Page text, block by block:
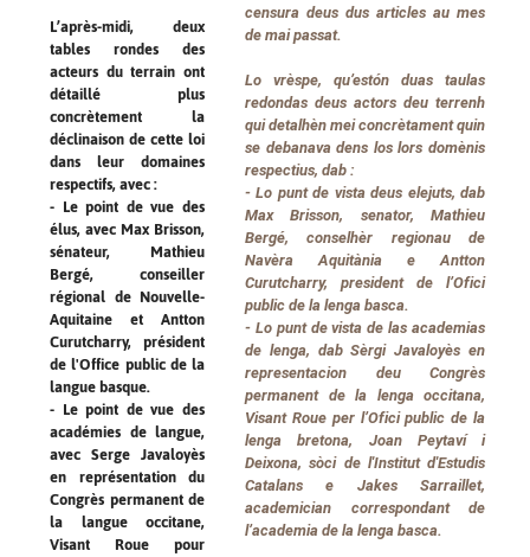
L’après-midi, deux
tables rondes des
acteurs du terrain ont
détaillé plus
concrètement la
déclinaison de cette loi
dans leur domaines
respectifs, avec :
- Le point de vue des
élus, avec Max Brisson,
sénateur, Mathieu
Bergé, conseiller
régional de Nouvelle-
Aquitaine et Antton
Curutcharry, président
de l'Office public de la
langue basque.
- Le point de vue des
académies de langue,
avec Serge Javaloyès
en représentation du
Congrès permanent de
la langue occitane,
Visant Roue pour
censura deus dus articles au mes
de mai passat.
Lo vrèspe, qu’estón duas taulas
redondas deus actors deu terrenh
qui detalhèn mei concrètament quin
se debanava dens los lors domènis
respectius, dab :
- Lo punt de vista deus elejuts, dab
Max Brisson, senator, Mathieu
Bergé, conselhèr regionau de
Navèra Aquitània e Antton
Curutcharry, president de l’Ofici
public de la lenga basca.
- Lo punt de vista de las academias
de lenga, dab Sèrgi Javaloyès en
representacion deu Congrès
permanent de la lenga occitana,
Visant Roue per l’Ofici public de la
lenga bretona, Joan Peytaví i
Deixona, sòci de l'Institut d'Estudis
Catalans e Jakes Sarraillet,
academician correspondant de
l’academia de la lenga basca.